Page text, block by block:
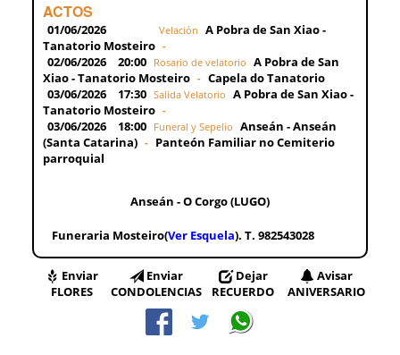
ACTOS
01/06/2026 Velación A Pobra de San Xiao -
Tanatorio Mosteiro -
02/06/2026 20:00 Rosario de velatorio A Pobra de San
Xiao - Tanatorio Mosteiro - Capela do Tanatorio
03/06/2026
17:30 Salida Velatorio A Pobra de San Xiao -
Tanatorio Mosteiro -
03/06/2026 18:00 Funeral y Sepelio Anseán - Anseán
(Santa Catarina) - Panteón Familiar no Cemiterio
parroquial
Anseán - O Corgo (LUGO)
Funeraria Mosteiro(Ver Esquela). T. 982543028
Enviar
FLORES
Enviar
CONDOLENCIAS
Dejar
RECUERDO
Avisar
ANIVERSARIO